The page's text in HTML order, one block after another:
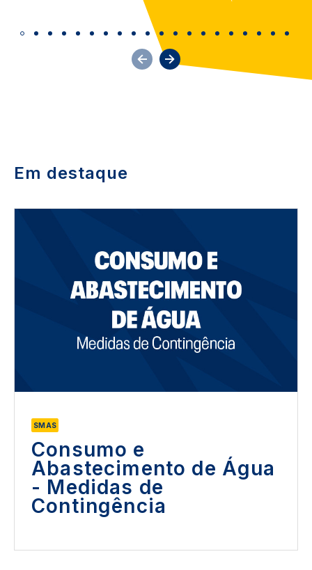
Em destaque
SMAS
Consumo e
Abastecimento de Água
- Medidas de
Contingência